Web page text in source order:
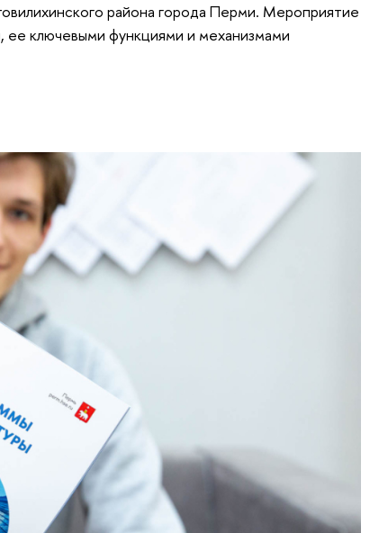
района города Перми. Мероприятие
ее ключевыми функциями и механизмами